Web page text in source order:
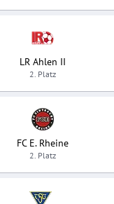
LR Ahlen II
2. Platz
FC E. Rheine
2. Platz